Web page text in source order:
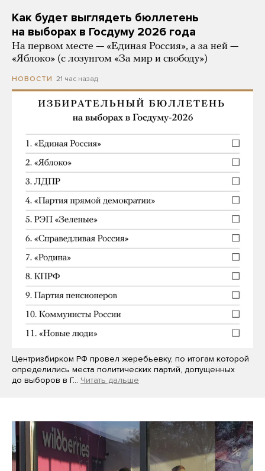
Как будет выглядеть бюллетень
на выборах в Госдуму 2026 года
На первом месте — «Единая Россия», а за ней —
«Яблоко» (с лозунгом «За мир и свободу»)
НОВОСТИ 21 час назад
Центризбирком РФ провел жеребьевку, по итогам которой
определились места политических партий, допущенных
до выборов в Г… Читать дальше